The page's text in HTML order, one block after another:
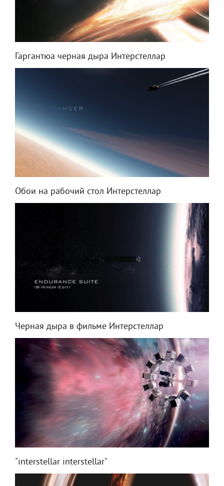
Гаргантюа черная дыра Интерстеллар
Обои на рабочий стол Интерстеллар
Черная дыра в фильме Интерстеллар
"interstellar interstellar"